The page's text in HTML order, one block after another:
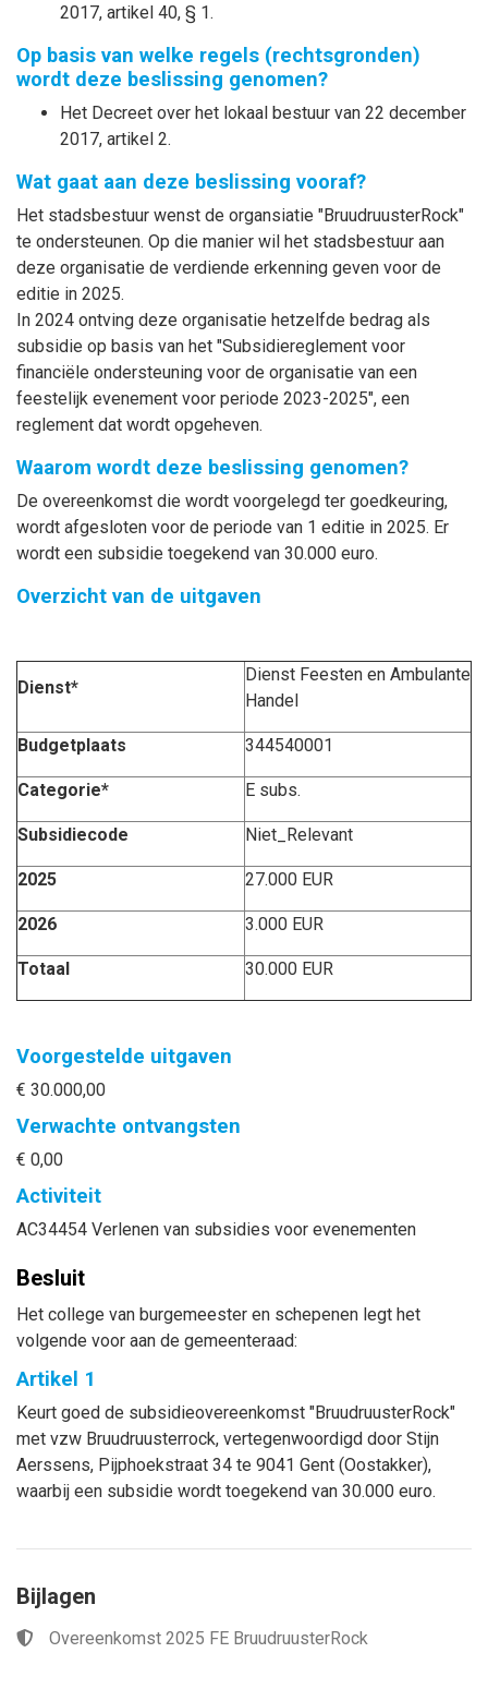
2017, artikel 40, § 1.
Op basis van welke regels (rechtsgronden)
wordt deze beslissing genomen?
Het Decreet over het lokaal bestuur van 22 december
2017, artikel 2.
Wat gaat aan deze beslissing vooraf?
Het stadsbestuur wenst de organsiatie "BruudruusterRock"
te ondersteunen. Op die manier wil het stadsbestuur aan
deze organisatie de verdiende erkenning geven voor de
editie in 2025.
In 2024 ontving deze organisatie hetzelfde bedrag als
subsidie op basis van het "Subsidiereglement voor
financiële ondersteuning voor de organisatie van een
feestelijk evenement voor periode 2023-2025", een
reglement dat wordt opgeheven.
Waarom wordt deze beslissing genomen?
De overeenkomst die wordt voorgelegd ter goedkeuring,
wordt afgesloten voor de periode van 1 editie in 2025. Er
wordt een subsidie toegekend van 30.000 euro.
Overzicht van de uitgaven
Dienst*
Dienst Feesten en Ambulante
Handel
Budgetplaats 344540001
Categorie* E subs.
Subsidiecode Niet_Relevant
2025 27.000 EUR
2026 3.000 EUR
Totaal 30.000 EUR
Voorgestelde uitgaven
€ 30.000,00
Verwachte ontvangsten
€ 0,00
Activiteit
AC34454 Verlenen van subsidies voor evenementen
Besluit
Het college van burgemeester en schepenen legt het
volgende voor aan de gemeenteraad:
Artikel 1
Keurt goed de subsidieovereenkomst "BruudruusterRock"
met vzw Bruudruusterrock, vertegenwoordigd door Stijn
Aerssens, Pijphoekstraat 34 te 9041 Gent (Oostakker),
waarbij een subsidie wordt toegekend van 30.000 euro.
Bijlagen
Overeenkomst 2025 FE BruudruusterRock